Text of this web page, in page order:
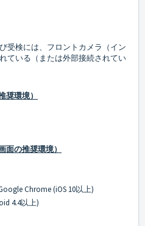
受検には、フロントカメラ（イン
ている（または外部接続されてい
奨環境）
の推奨環境）
Chrome (iOS 10以上)
4.4以上)